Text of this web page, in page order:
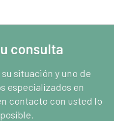
consulta
situación y uno de
especializados en
contacto con usted lo